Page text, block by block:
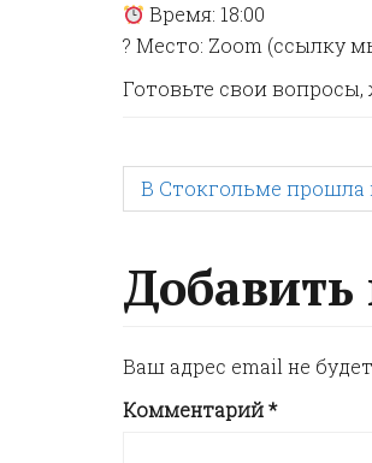
Время: 18:00
? Место: Zoom (ссылку
Готовьте свои вопросы,
P
o
s
t
В Стокгольме прошла
Ваш адрес email не
Комментарий*